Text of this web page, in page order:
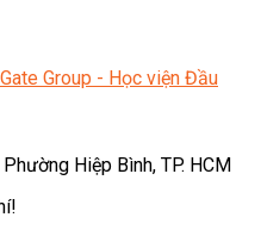
Group - Học viện Đầu
Hiệp Bình, TP. HCM